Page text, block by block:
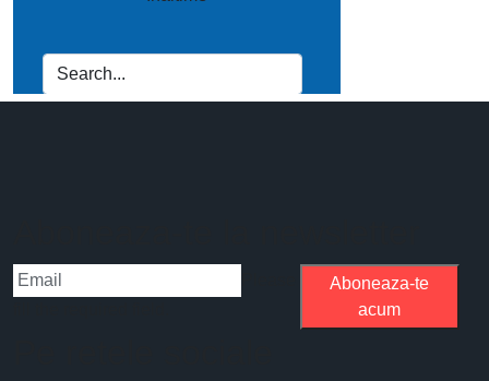
Aboneaza-te
acum